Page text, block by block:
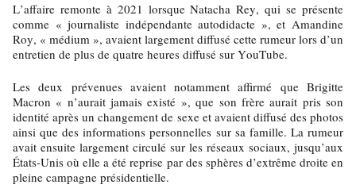
L’affaire remonte à 2021 lorsque Natacha Rey, qui se présente
comme « journaliste indépendante autodidacte », et Amandine
Roy, « médium », avaient largement diffusé cette rumeur lors d’un
entretien de plus de quatre heures diffusé sur YouTube.
Les deux prévenues avaient notamment affirmé que Brigitte
Macron « n’aurait jamais existé », que son frère aurait pris son
identité après un changement de sexe et avaient diffusé des photos
ainsi que des informations personnelles sur sa famille. La rumeur
avait ensuite largement circulé sur les réseaux sociaux, jusqu’aux
États-Unis où elle a été reprise par des sphères d’extrême droite en
pleine campagne présidentielle.